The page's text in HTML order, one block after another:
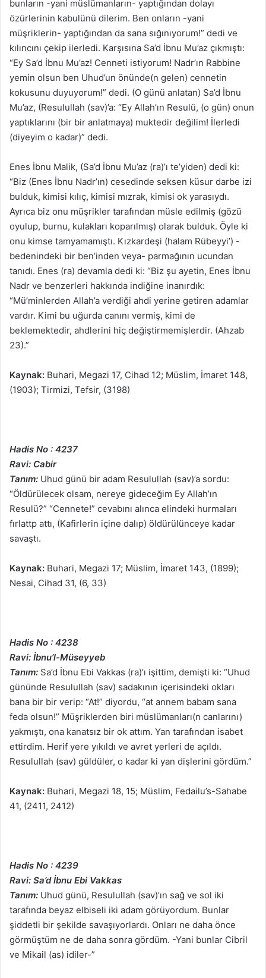
bunların -yani müslümanların- yaptığından dolayı
özürlerinin kabulünü dilerim. Ben onların -yani
müşriklerin- yaptığından da sana sığınıyorum!” dedi ve
kılıncını çekip ilerledi. Karşısına Sa’d İbnu Mu’az çıkmıştı:
“Ey Sa’d İbnu Mu’az! Cenneti istiyorum! Nadr’ın Rabbine
yemin olsun ben Uhud’un önünde(n gelen) cennetin
kokusunu duyuyorum!” dedi. (O günü anlatan) Sa’d İbnu
Mu’az, (Resulullah (sav)’a: “Ey Allah’ın Resulü, (o gün) onun
yaptıklarını (bir bir anlatmaya) muktedir değilim! İlerledi
(diyeyim o kadar)” dedi.
Enes İbnu Malik, (Sa’d İbnu Mu’az (ra)’ı te’yiden) dedi ki:
“Biz (Enes İbnu Nadr’ın) cesedinde seksen küsur darbe izi
bulduk, kimisi kılıç, kimisi mızrak, kimisi ok yarasıydı.
Ayrıca biz onu müşrikler tarafından müsle edilmiş (gözü
oyulup, burnu, kulakları koparılmış) olarak bulduk. Öyle ki
onu kimse tamyamamıştı. Kızkardeşi (halam Rübeyyi’) -
bedenindeki bir ben’inden veya- parmağının ucundan
tanıdı. Enes (ra) devamla dedi ki: “Biz şu ayetin, Enes İbnu
Nadr ve benzerleri hakkında indiğine inanırdık:
“Mü’minlerden Allah’a verdiği ahdi yerine getiren adamlar
vardır. Kimi bu uğurda canını vermiş, kimi de
beklemektedir, ahdlerini hiç değiştirmemişlerdir. (Ahzab
23).”
Kaynak: Buhari, Megazi 17, Cihad 12; Müslim, İmaret 148,
(1903); Tirmizi, Tefsir, (3198)
Hadis No : 4237
Ravi: Cabir
Tanım: Uhud günü bir adam Resulullah (sav)’a sordu:
“Öldürülecek olsam, nereye gideceğim Ey Allah’ın
Resulü?” “Cennete!” cevabını alınca elindeki hurmaları
fırlattp attı, (Kafirlerin içine dalıp) öldürülünceye kadar
savaştı.
Kaynak: Buhari, Megazi 17; Müslim, İmaret 143, (1899);
Nesai, Cihad 31, (6, 33)
Hadis No : 4238
Ravi: İbnu’l-Müseyyeb
Tanım: Sa’d İbnu Ebi Vakkas (ra)’ı işittim, demişti ki: “Uhud
gününde Resulullah (sav) sadakının içerisindeki okları
bana bir bir verip: “At!” diyordu, “at annem babam sana
feda olsun!” Müşriklerden biri müslümanları(n canlarını)
yakmıştı, ona kanatsız bir ok attım. Yan tarafından isabet
ettirdim. Herif yere yıkıldı ve avret yerleri de açıldı.
Resulullah (sav) güldüler, o kadar ki yan dişlerini gördüm.”
Kaynak: Buhari, Megazi 18, 15; Müslim, Fedailu’s-Sahabe
41, (2411, 2412)
Hadis No : 4239
Ravi: Sa’d İbnu Ebi Vakkas
Tanım: Uhud günü, Resulullah (sav)’ın sağ ve sol iki
tarafında beyaz elbiseli iki adam görüyordum. Bunlar
şiddetli bir şekilde savaşıyorlardı. Onları ne daha önce
görmüştüm ne de daha sonra gördüm. -Yani bunlar Cibril
ve Mikail (as) idiler-”